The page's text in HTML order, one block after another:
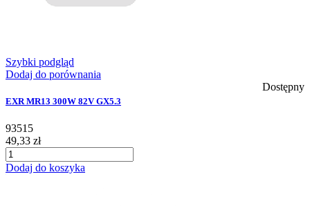
Szybki podgląd
Dodaj do porównania
Dostępny
EXR MR13 300W 82V GX5.3
93515
49,33 zł
Dodaj do koszyka